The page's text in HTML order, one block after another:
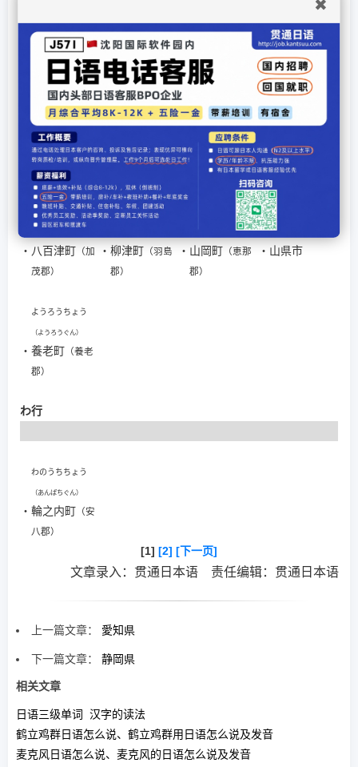
✖
美濃市 ・宮村（大野
郡）
・武儀町（武儀
郡）
武芸川町
儀郡）
もとすし
本巣市
や行
やおつちょう （かも やないづちょう やまおかちょう（え やまがたし
・ 八百津町 （加
茂郡）
・ 柳津町 （羽島
郡）
・ 山岡町 （恵那
郡）
・ 山県市
ようろうちょう
（ようろうぐん）
・ 養老町 （養老
郡）
わ行
わのうちちょう
（あんぱちぐん）
・ 輪之内町 （安
八郡）
[1] [2] [下一页]
文章录入：贯通日本语 责任编辑：贯通日本语
上一篇文章： 愛知県
下一篇文章： 静岡県
相关文章
日语三级单词 汉字的读法
鹤立鸡群日语怎么说、鹤立鸡群用日语怎么说及发音
麦克风日语怎么说、麦克风的日语怎么说及发音